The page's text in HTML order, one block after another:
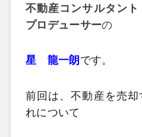
不動産コンサルタン
プロデューサーの
星 龍一朗 です。
前回は、不動産を売
れについて